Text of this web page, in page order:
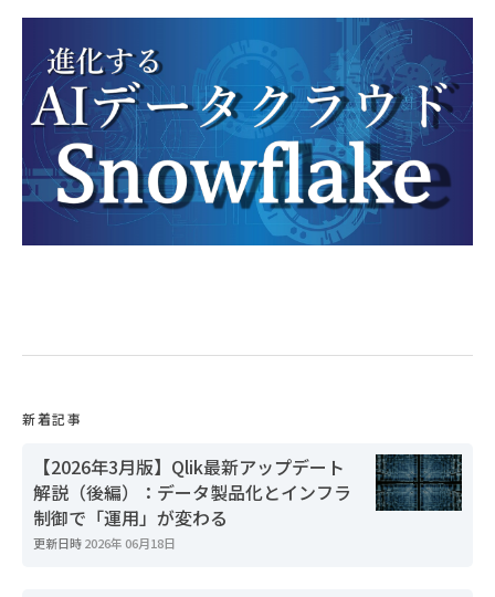
新着記事
【2026年3月版】Qlik最新アップデート
解説（後編）：データ製品化とインフラ
制御で「運用」が変わる
更新日時2026年 06月18日